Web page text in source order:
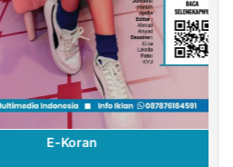
E-Koran